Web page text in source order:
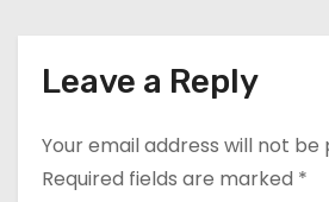
o
Leave a Reply
Your email address will not be
Required fields are marked *